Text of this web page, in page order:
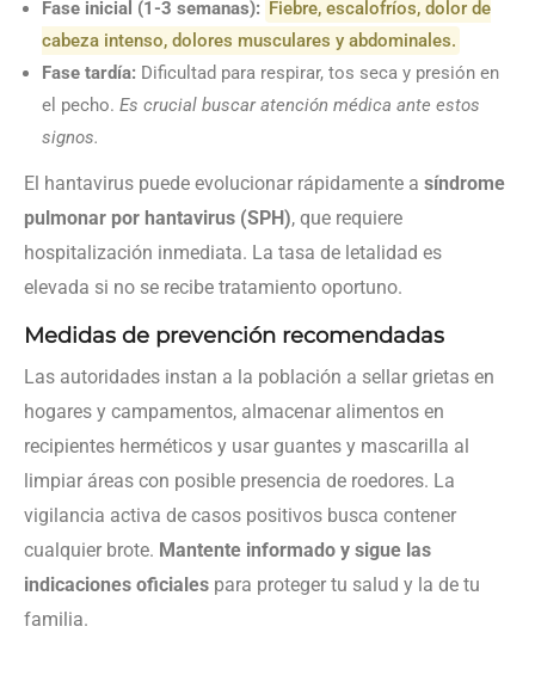
Fase inicial (1-3 semanas): Fiebre, escalofríos, dolor de
cabeza intenso, dolores musculares y abdominales.
Fase tardía: Dificultad para respirar, tos seca y presión en
el pecho. Es crucial buscar atención médica ante estos
signos.
El hantavirus puede evolucionar rápidamente a síndrome
pulmonar por hantavirus (SPH), que requiere
hospitalización inmediata. La tasa de letalidad es
elevada si no se recibe tratamiento oportuno.
Medidas de prevención recomendadas
Las autoridades instan a la población a sellar grietas en
hogares y campamentos, almacenar alimentos en
recipientes herméticos y usar guantes y mascarilla al
limpiar áreas con posible presencia de roedores. La
vigilancia activa de casos positivos busca contener
cualquier brote. Mantente informado y sigue las
indicaciones oficiales para proteger tu salud y la de tu
familia.